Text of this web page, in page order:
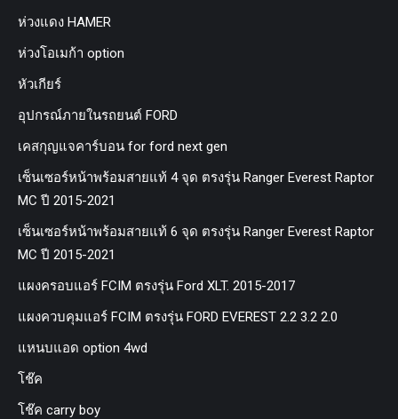
ห่วงแดง HAMER
ห่วงโอเมก้า option
หัวเกียร์
อุปกรณ์ภายในรถยนต์ FORD
เคสกุญแจคาร์บอน for ford next gen
เซ็นเซอร์หน้าพร้อมสายแท้ 4 จุด ตรงรุ่น Ranger Everest Raptor
MC ปี 2015-2021
เซ็นเซอร์หน้าพร้อมสายแท้ 6 จุด ตรงรุ่น Ranger Everest Raptor
MC ปี 2015-2021
แผงครอบแอร์ FCIM ตรงรุ่น Ford XLT. 2015-2017
แผงควบคุมแอร์ FCIM ตรงรุ่น FORD EVEREST 2.2 3.2 2.0
แหนบแอด option 4wd
โช๊ค
โช๊ค carry boy